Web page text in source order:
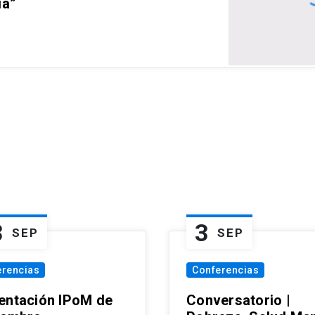
SEP
IPoM de
3 SEP
Conferencias
Conversatorio |